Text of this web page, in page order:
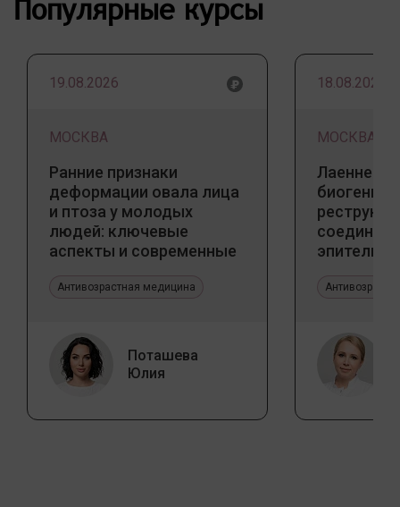
Популярные курсы
19.08.2026
МОСКВА
Ранние признаки
деформации овала лица
и птоза у молодых
людей: ключевые
аспекты и современные
Антивозрастная медицина
Поташева
Юлия
18.08.2026
МОСКВА
Лаеннек
биогенный